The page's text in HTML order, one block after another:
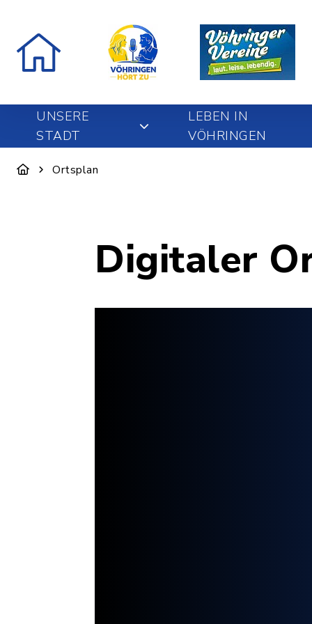
UNSERE
STADT
LEBEN IN
VÖHRINGEN
Ortsplan
Digitaler